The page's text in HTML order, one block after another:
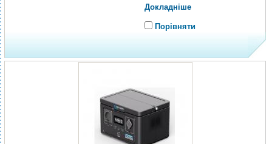
Докладніше
Порівняти